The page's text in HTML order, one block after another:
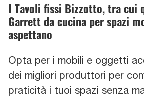
I Tavoli fissi Bizzotto, tra cui
Garrett da cucina per spazi
aspettano
Opta per i mobili e oggetti
dei migliori produttori per
praticità i tuoi spazi senza